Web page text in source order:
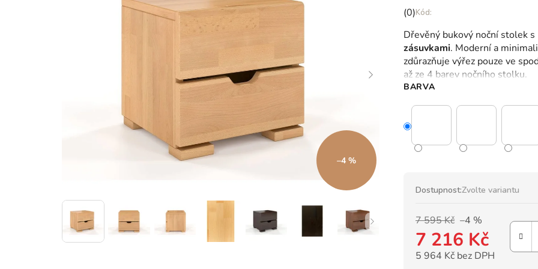
Průměrné
produktu
je
0,0
z
5
hvězdiček.
(0)
Dřevěný bukový noční stolek
zásuvkami. Moderní a
zdůrazňuje výřez pouze ve
až ze 4 barev nočního stolku.
BARVA
Dostupnost:Zvolte variantu
7 595 Kč –4 %
7 216 Kč
5 964 Kč bez DPH
–4 %